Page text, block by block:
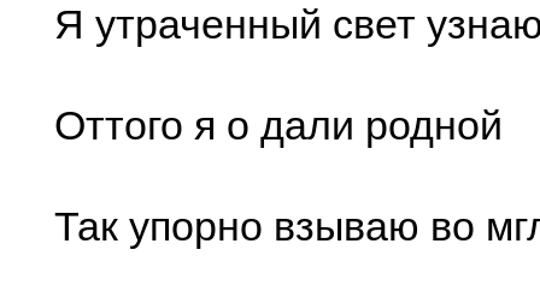
Я утраченный свет
Оттого я о дали родной
Так упорно взываю во